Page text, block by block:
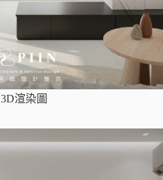
3D渲染圖